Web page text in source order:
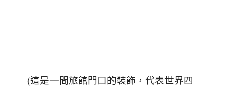
(這是一間旅館門口的裝飾，代表世界四